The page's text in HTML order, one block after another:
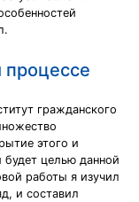
процессе
гражданского
этого и
будет целью данной
работы я изучил
и составил